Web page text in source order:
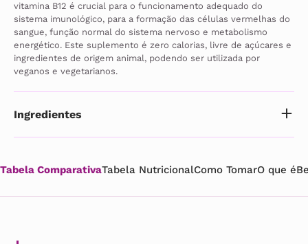
vitamina B12 é crucial para o funcionamento adequado do
sistema imunológico, para a formação das células vermelhas do
sangue, função normal do sistema nervoso e metabolismo
energético. Este suplemento é zero calorias, livre de açúcares e
ingredientes de origem animal, podendo ser utilizada por
veganos e vegetarianos.
Ingredientes
Tabela ComparativaTabela NutricionalComo TomarO que é